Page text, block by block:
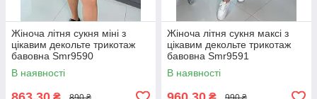
Жіноча літня сукня міні з
цікавим декольте трикотаж
бавовна Smr9590
В наявності
Жіноча літня сукня максі з
цікавим декольте трикотаж
бавовна Smr9591
В наявності